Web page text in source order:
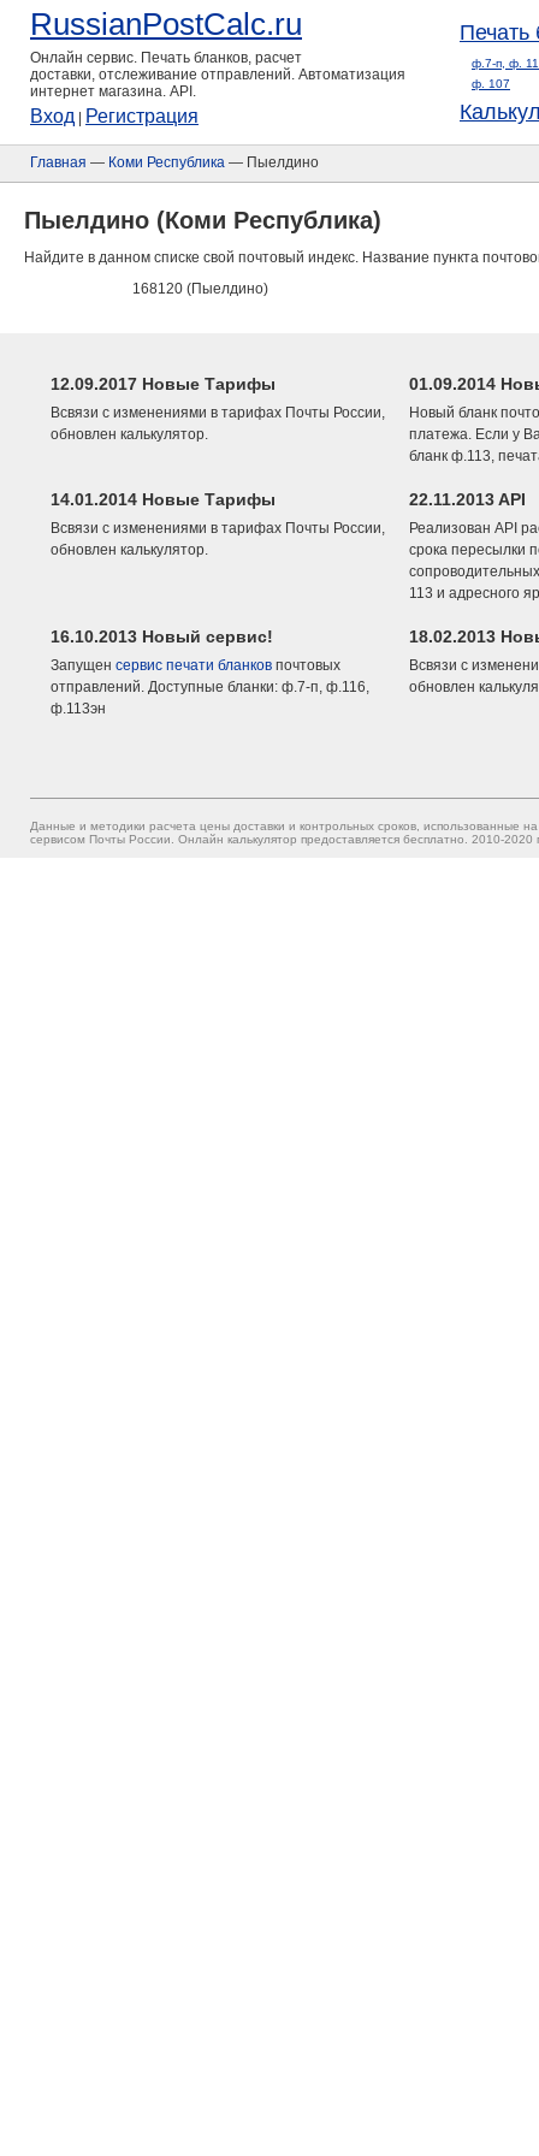
RussianPostCalc.ru
Онлайн сервис. Печать бланков, расчет
доставки, отслеживание отправлений. Автоматизация
интернет магазина. API.
Вход Регистрация
Печать
ф.7-п, ф.
ф. 107
Главная — Коми Республика — Пыелдино
Пыелдино (Коми Республика)
Найдите в данном списке свой почтовый индекс. Название пункта
168120 (Пыелдино)
12.09.2017 Новые Тарифы
Всвязи с изменениями в тарифах Почты России,
обновлен калькулятор.
01.09.2014
Новый бланк
платежа. Если у
бланк ф.113,
14.01.2014 Новые Тарифы
Всвязи с изменениями в тарифах Почты России,
обновлен калькулятор.
22.11.2013 API
Реализован API
срока пересылки
113 и адресного
16.10.2013 Новый сервис!
Запущен сервис печати бланков почтовых
отправлений. Доступные бланки: ф.7-п, ф.116,
ф.113эн
18.02.2013
Всвязи с
обновлен
Данные и методики расчета цены доставки и контрольных сроков, использованные
сервисом Почты России. Онлайн калькулятор предоставляется бесплатно. 2010-2020